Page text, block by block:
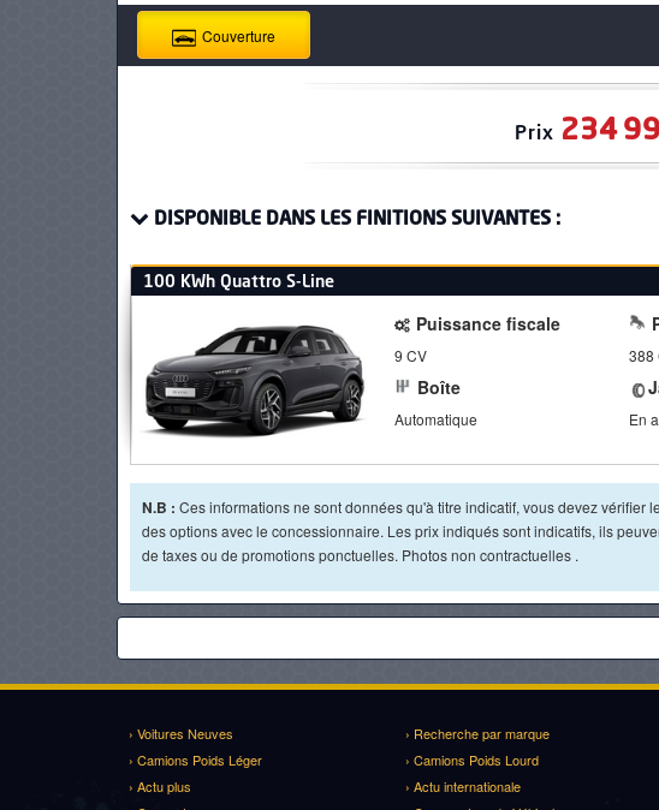
Couverture
Prix 234
DISPONIBLE DANS LES FINITIONS SUIVANTES :
100 KWh Quattro S-Line
Puissance fiscale
9 CV 388
Boîte
Automatique En
N.B : Ces informations ne sont données qu'à titre indicatif, vous devez
des options avec le concessionnaire. Les prix indiqués sont indicatifs, ils
de taxes ou de promotions ponctuelles. Photos non contractuelles .
› Voitures Neuves › Recherche par marque
› Camions Poids Léger
› Camions Poids Lourd
› Actu plus
› Actu internationale